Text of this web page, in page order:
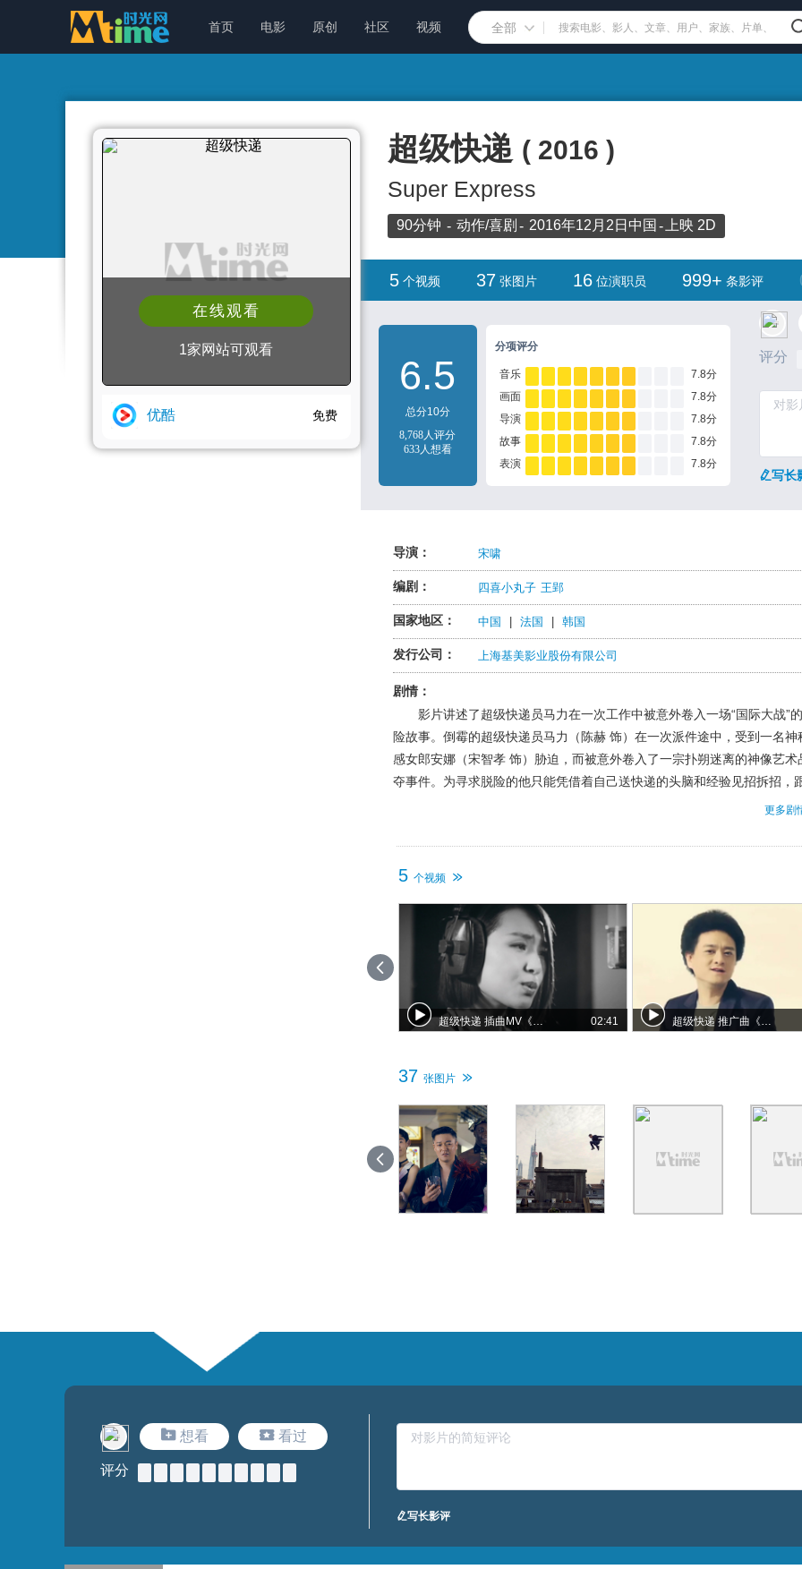
首页 电影 原创 社区 视频 全部
在线观看
1家网站可观看
免费
优酷
超级快递 ( 2016 )
Super Express
90分钟 动作/喜剧 2016年12月2日 中国 上映 2D
5个视频 37 张图片 16位演职员 999+ 条影评
6.5
总分10分
8,768人评分
633人想看
分项评分
音乐
7.8分
画面
7.8分
导演
7.8分
故事
7.8分
表演
7.8分
评分
写长
导演： 宋啸
编剧： 四喜小丸子 王郢
国家地区： 中国 法国 韩国
发行公司： 上海基美影业股份有限公司
剧情：
影片讲述了超级快递员马力在一次工作中被意外卷入一场“国际大战”
险故事。倒霉的超级快递员马力（陈赫 饰）在一次派件途中，受到一名神
感女郎安娜（宋智孝 饰）胁迫，而被意外卷入了一宗扑朔迷离的神像艺术
夺事件。为寻求脱险的他只能凭借着自己送快递的头脑和经验见招拆招，
伙以加里（大卫·贝尔 饰）为首的身手非凡的国际大盗团伙争分夺秒、斗
更多剧
5 个视频
02:41
超级快递 插曲MV《Say Goodbye》（演唱：周笔畅） 超级快递 推广曲《有你的快递》MV（演唱者：赵英俊）
37 张图片
想看 看过
评分
写长影评